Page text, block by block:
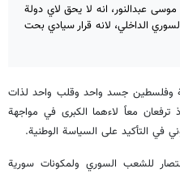
عبدالنور، انه لا يحق لاي دولة
الداخلي، لانه قرار سيادي بحت
وفلسطين جسد واحد وقلب واحد لذات
ترفعان معاً لاءهما الكبرى في مواجهة
في التأكيد على السياسة الوطنية.
للشعب السوري ولمكونات سورية